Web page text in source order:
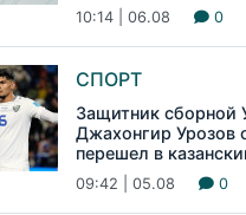
10:14 | 06.08 0
СПОРТ
Защитник сборной
Джахонгир Урозов
перешел в
09:42 | 05.08 0